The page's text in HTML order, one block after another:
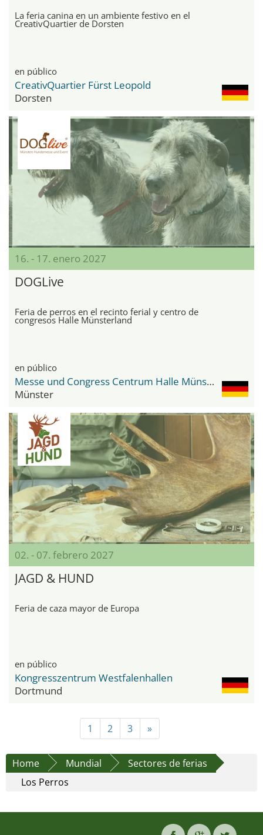
La feria canina en un ambiente festivo en el
CreativQuartier de Dorsten
en público
CreativQuartier Fürst Leopold
Dorsten
16. - 17. enero 2027
DOGLive
Feria de perros en el recinto ferial y centro de
congresos Halle Münsterland
en público
Messe und Congress Centrum Halle Münsterland
Münster
02. - 07. febrero 2027
JAGD & HUND
Feria de caza mayor de Europa
en público
Kongresszentrum Westfalenhallen
Dortmund
1 2 3 »
Home Mundial
Sectores de ferias
Los Perros